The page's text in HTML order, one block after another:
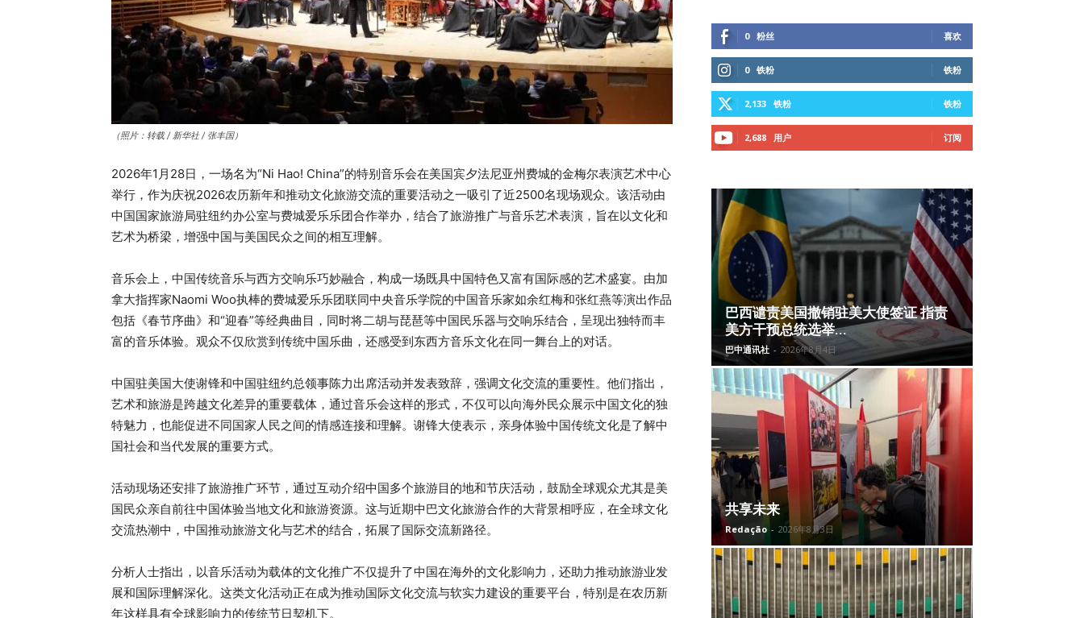
（照片：转载 / 新华社 / 张丰国）
2026年1月28日，一场名为“Ni Hao! China”的特别音乐会在美国宾夕法尼亚州费城的金梅尔表演艺术中心
举行，作为庆祝2026农历新年和推动文化旅游交流的重要活动之一吸引了近2500名现场观众。该活动由
中国国家旅游局驻纽约办公室与费城爱乐乐团合作举办，结合了旅游推广与音乐艺术表演，旨在以文化和
艺术为桥梁，增强中国与美国民众之间的相互理解。
音乐会上，中国传统音乐与西方交响乐巧妙融合，构成一场既具中国特色又富有国际感的艺术盛宴。由加
拿大指挥家Naomi Woo执棒的费城爱乐乐团联同中央音乐学院的中国音乐家如余红梅和张红燕等演出作品
包括《春节序曲》和“迎春”等经典曲目，同时将二胡与琵琶等中国民乐器与交响乐结合，呈现出独特而丰
富的音乐体验。观众不仅欣赏到传统中国乐曲，还感受到东西方音乐文化在同一舞台上的对话。
中国驻美国大使谢锋和中国驻纽约总领事陈力出席活动并发表致辞，强调文化交流的重要性。他们指出，
艺术和旅游是跨越文化差异的重要载体，通过音乐会这样的形式，不仅可以向海外民众展示中国文化的独
特魅力，也能促进不同国家人民之间的情感连接和理解。谢锋大使表示，亲身体验中国传统文化是了解中
国社会和当代发展的重要方式。
活动现场还安排了旅游推广环节，通过互动介绍中国多个旅游目的地和节庆活动，鼓励全球观众尤其是美
国民众亲自前往中国体验当地文化和旅游资源。这与近期中巴文化旅游合作的大背景相呼应，在全球文化
交流热潮中，中国推动旅游文化与艺术的结合，拓展了国际交流新路径。
分析人士指出，以音乐活动为载体的文化推广不仅提升了中国在海外的文化影响力，还助力推动旅游业发
展和国际理解深化。这类文化活动正在成为推动国际文化交流与软实力建设的重要平台，特别是在农历新
年这样具有全球影响力的传统节日契机下。
0 粉丝 喜欢
0 铁粉 铁粉
2,133 铁粉 铁粉
2,688 用户 订阅
巴西谴责美国撤销驻美大使签证 指责
美方干预总统选举...
巴中通讯社 - 2026年8月4日
共享未来
Redação - 2026年8月3日